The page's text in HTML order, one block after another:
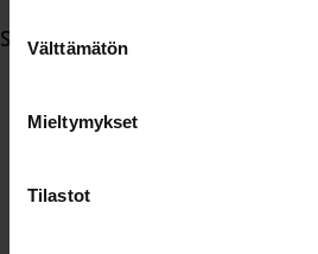
valinta
Välttämätön
Mieltymykset
Tilastot
Suomen Ammattiliittojen
LÖYDÄ LISÄÄ TÄMÄNKALTAISTA
ILMASTOPOLITIIKKA